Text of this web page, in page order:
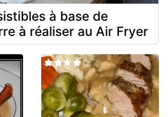
à base de
à réaliser au Air Fryer